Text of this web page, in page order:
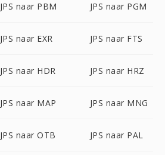
JPS naar PBM JPS naar PGM
JPS naar EXR JPS naar FTS
JPS naar HDR JPS naar HRZ
JPS naar MAP JPS naar MNG
JPS naar OTB JPS naar PAL